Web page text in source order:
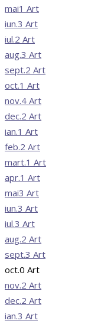
mai1 Art
iun.3 Art
iul.2 Art
aug.3 Art
sept.2 Art
oct.1 Art
nov.4 Art
dec.2 Art
ian.1 Art
feb.2 Art
mart.1 Art
apr.1 Art
mai3 Art
iun.3 Art
iul.3 Art
aug.2 Art
sept.3 Art
oct.0 Art
nov.2 Art
dec.2 Art
ian.3 Art